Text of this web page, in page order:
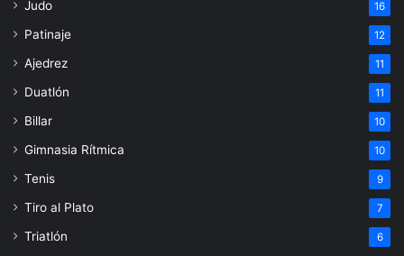
Judo 16
Patinaje 12
Ajedrez 11
Duatlón 11
Billar 10
Gimnasia Rítmica 10
Tenis 9
Tiro al Plato 7
Triatlón 6